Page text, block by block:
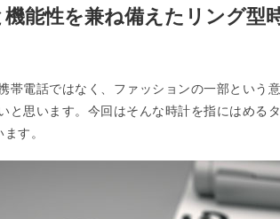
能性を兼ね備えたリング型
帯電話ではなく、ファッションの一部という
と思います。今回はそんな時計を指にはめる
す。